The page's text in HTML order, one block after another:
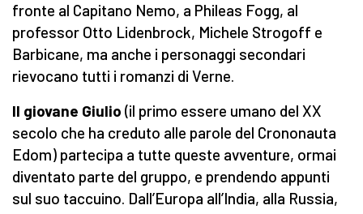
fronte al Capitano Nemo, a Phileas Fogg, al
professor Otto Lidenbrock, Michele Strogoff e
Barbicane, ma anche i personaggi secondari
rievocano tutti i romanzi di Verne.
Il giovane Giulio (il primo essere umano del XX
secolo che ha creduto alle parole del Crononauta
Edom) partecipa a tutte queste avventure, ormai
diventato parte del gruppo, e prendendo appunti
sul suo taccuino. Dall’Europa all’India, alla Russia,